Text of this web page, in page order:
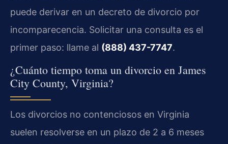
puede derivar en un decreto de divorcio por
incomparecencia. Solicitar una consulta es el
primer paso: llame al (888) 437-7747.
¿Cuánto tiempo toma un divorcio en James
City County, Virginia?
Los divorcios no contenciosos en Virginia
suelen resolverse en un plazo de 2 a 6 meses